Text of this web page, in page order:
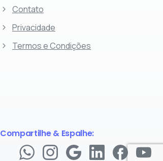
Contato
Privacidade
Termos e Condições
Compartilhe & Espalhe: